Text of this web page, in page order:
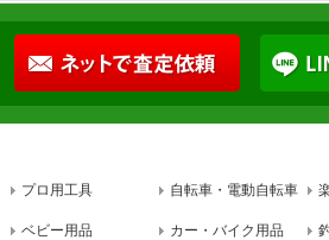
プロ用工具 自転車・電動自転車
ベビー用品 カー・バイク用品